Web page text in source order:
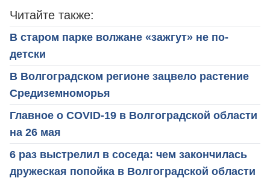
Читайте также:
В старом парке волжане «зажгут» не по-
детски
В Волгоградском регионе зацвело растение
Средиземноморья
Главное о COVID-19 в Волгоградской области
на 26 мая
6 раз выстрелил в соседа: чем закончилась
дружеская попойка в Волгоградской области